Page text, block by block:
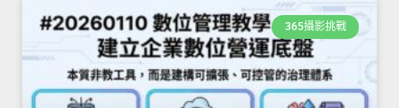
365攝影挑戰